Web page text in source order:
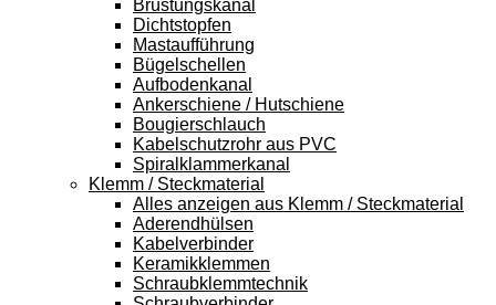
Brüstungskanal
Dichtstopfen
Mastaufführung
Bügelschellen
Aufbodenkanal
Ankerschiene / Hutschiene
Bougierschlauch
Kabelschutzrohr aus PVC
Spiralklammerkanal
Klemm / Steckmaterial
Alles anzeigen aus Klemm / Steckmaterial
Aderendhülsen
Kabelverbinder
Keramikklemmen
Schraubklemmtechnik